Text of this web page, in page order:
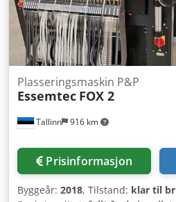
Tallinn 916 km
Plasseringsmaskin P&P
Essemtec FOX 2
Prisinformasjon
Byggeår: 2018, Tilstand: klar til